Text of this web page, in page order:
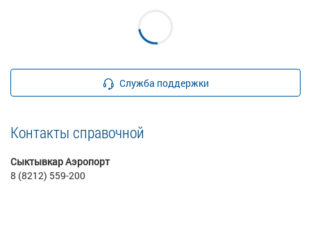
Служба поддержки
Контакты справочной
Сыктывкар Аэропорт
8 (8212) 559-200